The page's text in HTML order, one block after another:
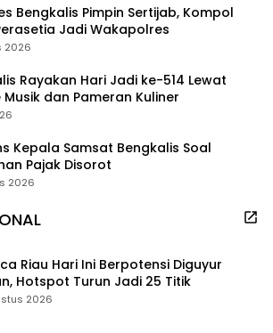
Bengkalis Pimpin Sertijab, Kompol
Jadi Wakapolres
2026
Rayakan Hari Jadi ke-514 Lewat
Musik dan Pameran Kuliner
Kepala Samsat Bengkalis Soal
Pajak Disorot
2026
Riau Hari Ini Berpotensi Diguyur
Hotspot Turun Jadi 25 Titik
2026